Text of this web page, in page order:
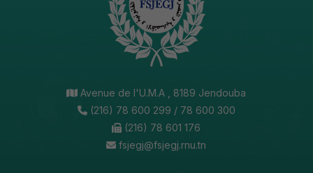
Avenue de l'U.M.A , 8189 Jendouba
(216) 78 600 299 / 78 600 300
(216) 78 601 176
fsjegj@fsjegj.rnu.tn